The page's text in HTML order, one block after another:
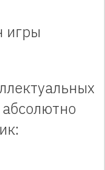
игры